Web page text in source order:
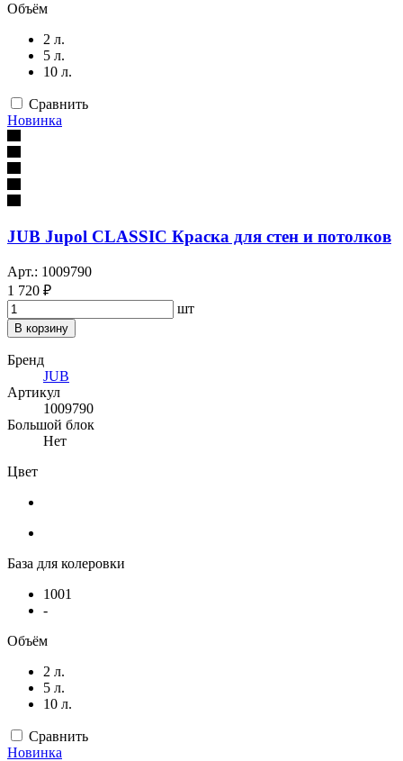
Объём
2 л.
5 л.
10 л.
Сравнить
Новинка
JUB Jupol CLASSIC Краска для стен и потолков
Арт.: 1009790
1 720 ₽
шт
В корзину
Бренд
JUB
Артикул
1009790
Большой блок
Нет
Цвет
База для колеровки
1001
-
Объём
2 л.
5 л.
10 л.
Сравнить
Новинка